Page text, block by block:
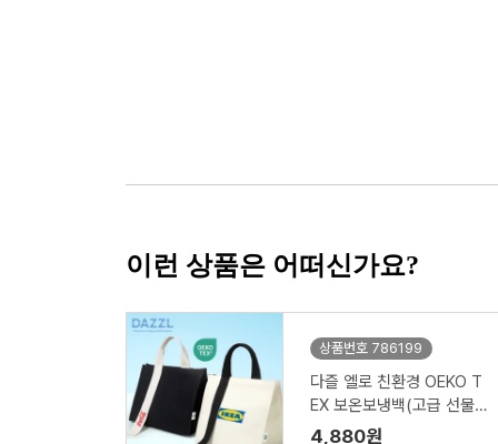
이런 상품은 어떠신가요?
상품번호 786199
다즐 엘로 친환경 OEKO T
EX 보온보냉백(고급 선물
케이스 포함)
4,880원